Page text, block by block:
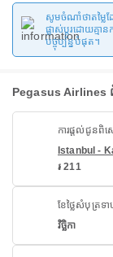
សូមចំណាំថាតម្លៃ
ផ្លាស់ប្តូរដោយគ្
បច្ចុប្បន្នបំផុត។
Pegasus Airlines
ការផ្តល់ជូនពិ
Istanbul -
៛ 211
ខែថ្លៃសំបុត្រទ
វិច្ឆិកា